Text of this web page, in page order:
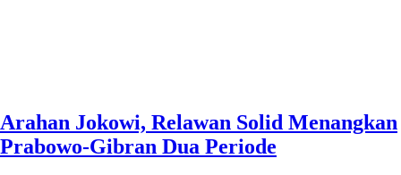
Arahan Jokowi, Relawan Solid Menangkan
Prabowo-Gibran Dua Periode